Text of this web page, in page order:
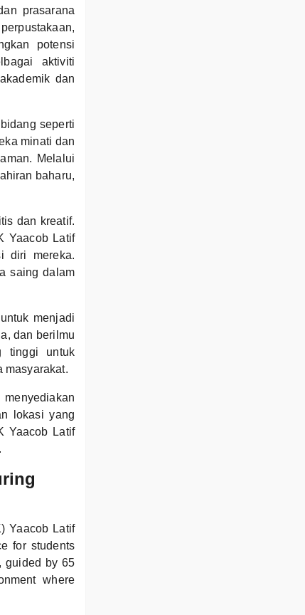
prasarana
potensi
aktiviti
dan
seperti
minati dan
Melalui
baharu,
dan kreatif.
Yaacob Latif
diri mereka.
saing dalam
menjadi
dan berilmu
tinggi untuk
masyarakat.
lokasi yang
Yaacob Latif
Yaacob Latif
for students
guided by 65
where